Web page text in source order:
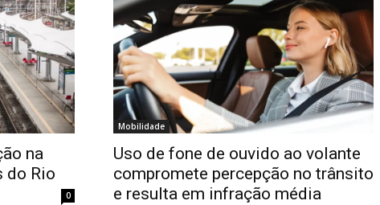
na
do Rio
0
Mobilidade
Uso de fone de ouvido ao volante
compromete percepção no trânsito
e resulta em infração média